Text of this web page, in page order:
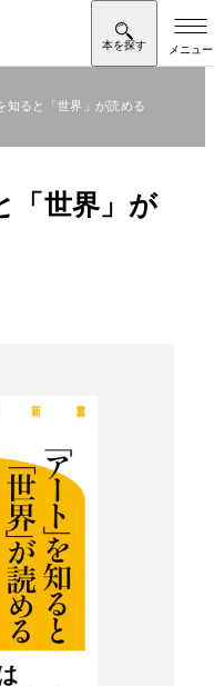
知ると「世界」が読める
「世界」が